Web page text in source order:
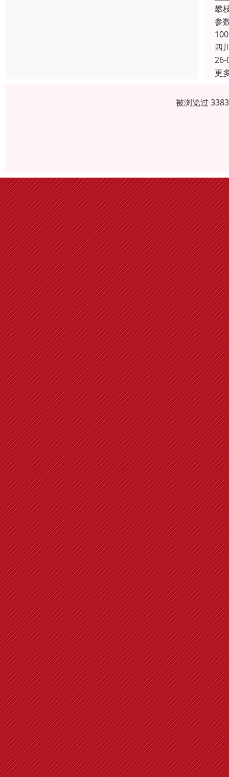
攀
参
四
26-
更
被浏览过